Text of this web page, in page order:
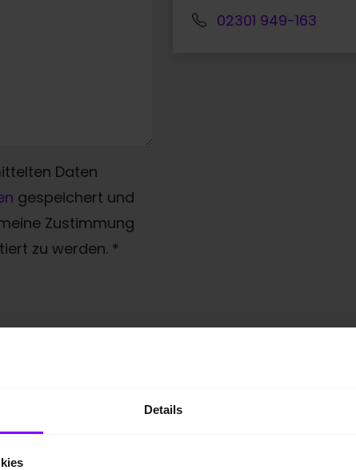
Details
Daten
gespeichert und
Zustimmung
zu werden. *
02301 949-163